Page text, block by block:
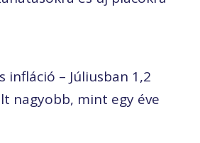
infláció – Júliusban 1,2
nagyobb, mint egy éve